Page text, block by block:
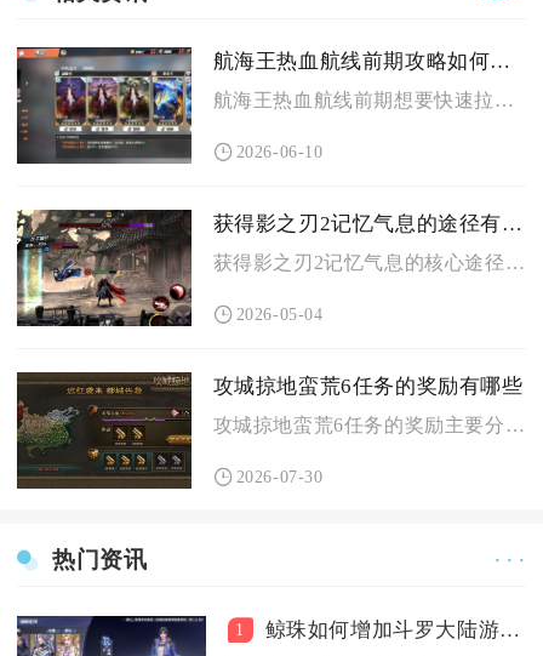
航海王热血航线前期攻略如何升级船舶实力
航海王热血航线前期想要快速拉高船舶综合实力，核心围绕船坞等级...
2026-06-10
获得影之刃2记忆气息的途径有哪些
获得影之刃2记忆气息的核心途径有分解英雄记忆碎片、参与官方限...
2026-05-04
攻城掠地蛮荒6任务的奖励有哪些
攻城掠地蛮荒6任务的奖励主要分为固定基础资源、装备兵书道具、...
2026-07-30
热门资讯 · · ·
1 鲸珠如何增加斗罗大陆游戏中的属性